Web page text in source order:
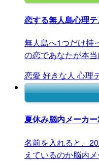
恋する無人島心理テ
無人島へ1つだけ持
の恋であなたが本当
恋愛 好きな人 心理
夏休み脳内メーカ
名前を入れると、
えているのか脳内